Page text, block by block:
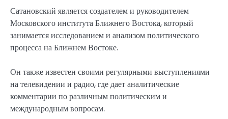
Сатановский является создателем и руководителем
Московского института Ближнего Востока, который
занимается исследованием и анализом политического
процесса на Ближнем Востоке.
Он также известен своими регулярными выступлениями
на телевидении и радио, где дает аналитические
комментарии по различным политическим и
международным вопросам.